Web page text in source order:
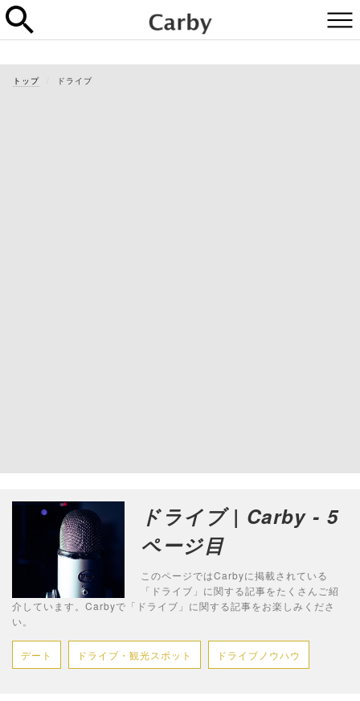
トップ ドライブ
ドライブ | Carby - 5
ページ目
このページではCarbyに掲載されている
「ドライブ」に関する記事をたくさんご紹
介しています。Carbyで「ドライブ」に関する記事をお楽しみくださ
い。
デート ドライブ・観光スポット ドライブノウハウ